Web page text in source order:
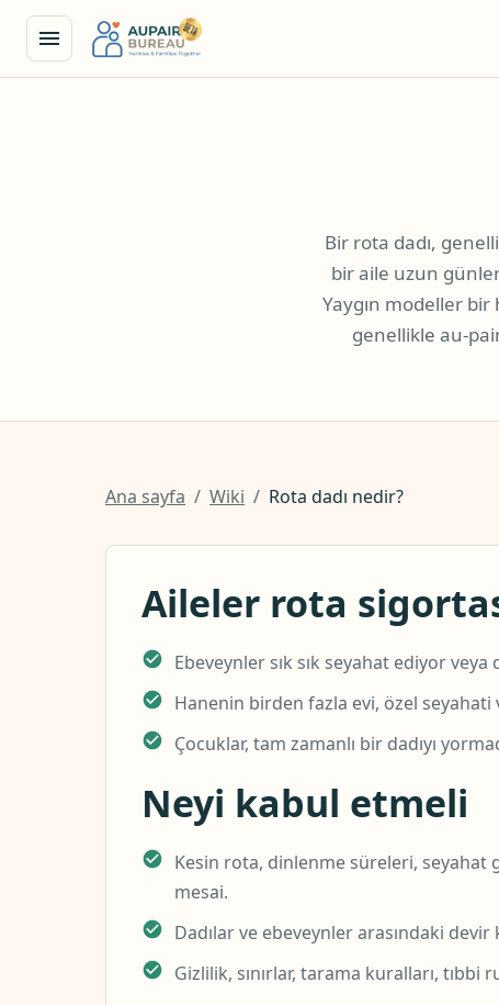
Bir rota dadı,
bir aile uzun
Yaygın modeller bir
genellikle au-
Ana sayfa / Wiki / Rota dadı nedir?
Aileler rota
Ebeveynler sık ​​sık seyahat ediyor
Hanenin birden fazla evi, özel seyahati
Çocuklar, tam zamanlı bir dadıyı
Neyi kabul etmeli
Kesin rota, dinlenme süreleri, seyahat
mesai.
Dadılar ve ebeveynler arasındaki devir
Gizlilik, sınırlar, tarama kuralları,